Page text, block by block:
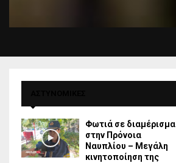
Φωτιά σε διαμέρισμα
στην Πρόνοια
Ναυπλίου – Μεγάλη
κινητοποίηση της